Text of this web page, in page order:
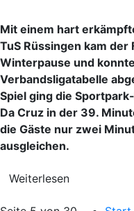
Mit einem hart
TuS Rüssingen kam
Winterpause und
Verbandsligatabelle
Spiel ging die
Da Cruz in der 39.
die Gäste nur zwei
ausgleichen.
Weiterlesen